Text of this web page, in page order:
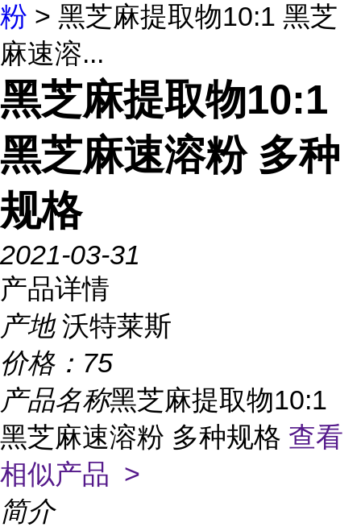
粉 > 黑芝麻提取物10:1 黑芝
麻速溶...
黑芝麻提取物10:1
黑芝麻速溶粉 多种
规格
2021-03-31
产品详情
产地 沃特莱斯
价格： 75
产品名称黑芝麻提取物10:1
黑芝麻速溶粉 多种规格 查看
相似产品 >
简介